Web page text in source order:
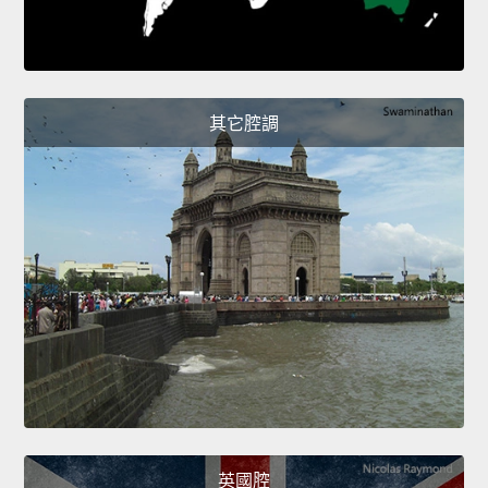
其它腔調
英國腔